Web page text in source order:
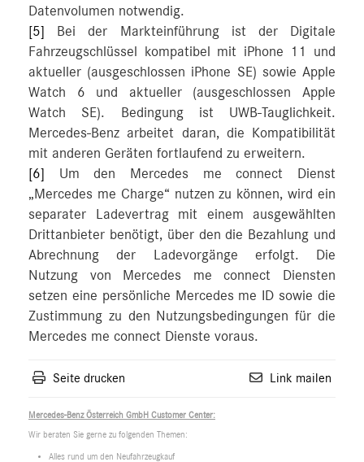
Datenvolumen notwendig.
[5]
Bei der Markteinführung ist der Digitale
Fahrzeugschlüssel kompatibel mit iPhone 11 und
aktueller (ausgeschlossen iPhone SE) sowie Apple
Watch 6 und aktueller (ausgeschlossen Apple
Watch SE). Bedingung ist UWB-Tauglichkeit.
Mercedes-Benz arbeitet daran, die Kompatibilität
mit anderen Geräten fortlaufend zu erweitern.
[6]
Um den Mercedes me connect Dienst
„Mercedes me Charge“ nutzen zu können, wird ein
separater Ladevertrag mit einem ausgewählten
Drittanbieter benötigt, über den die Bezahlung und
Abrechnung der Ladevorgänge erfolgt. Die
Nutzung von Mercedes me connect Diensten
setzen eine persönliche Mercedes me ID sowie die
Zustimmung zu den Nutzungsbedingungen für die
Mercedes me connect Dienste voraus.
Seite drucken Link mailen
Mercedes-Benz Österreich GmbH Customer Center:
Wir beraten Sie gerne zu folgenden Themen:
Alles rund um den Neufahrzeugkauf